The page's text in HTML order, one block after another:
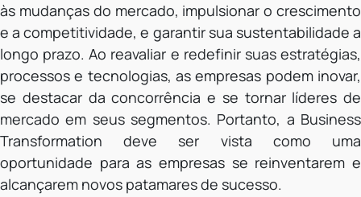
às mudanças do mercado, impulsionar o crescimento
e a competitividade, e garantir sua sustentabilidade a
longo prazo. Ao reavaliar e redefinir suas estratégias,
processos e tecnologias, as empresas podem inovar,
se destacar da concorrência e se tornar líderes de
mercado em seus segmentos. Portanto, a Business
Transformation deve ser vista como uma
oportunidade para as empresas se reinventarem e
alcançarem novos patamares de sucesso.